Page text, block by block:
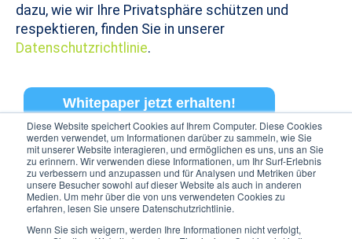
Diese Website speichert Cookies auf Ihrem Computer. Diese Cookies
werden verwendet, um Informationen darüber zu sammeln, wie Sie
mit unserer Website interagieren, und ermöglichen es uns, uns an Sie
zu erinnern. Wir verwenden diese Informationen, um Ihr Surf-Erlebnis
zu verbessern und anzupassen und für Analysen und Metriken über
unsere Besucher sowohl auf dieser Website als auch in anderen
Medien. Um mehr über die von uns verwendeten Cookies zu
erfahren, lesen Sie unsere Datenschutzrichtlinie.
Wenn Sie sich weigern, werden Ihre Informationen nicht verfolgt,
dazu, wie wir Ihre Privatsphäre schützen und
respektieren, finden Sie in unserer
Datenschutzrichtlinie.